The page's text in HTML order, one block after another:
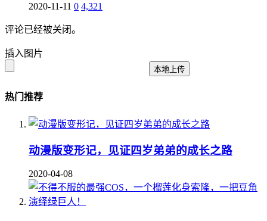
2020-11-11 0 4,321
评论已经被关闭。
插入图片
本地上传
热门推荐
动漫版变形记，见证四岁弟弟的成长之路
2020-04-08